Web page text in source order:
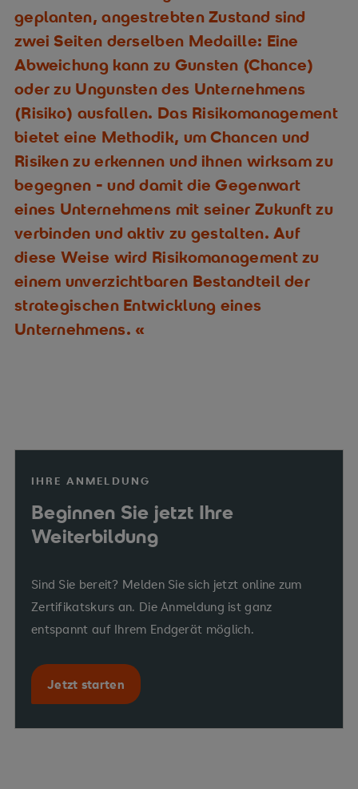
geplanten, angestrebten Zustand sind
zwei Seiten derselben Medaille: Eine
Abweichung kann zu Gunsten (Chance)
oder zu Ungunsten des Unternehmens
(Risiko) ausfallen. Das Risikomanagement
bietet eine Methodik, um Chancen und
Risiken zu erkennen und ihnen wirksam zu
begegnen - und damit die Gegenwart
eines Unternehmens mit seiner Zukunft zu
verbinden und aktiv zu gestalten. Auf
diese Weise wird Risikomanagement zu
einem unverzichtbaren Bestandteil der
strategischen Entwicklung eines
Unternehmens.
IHRE ANMELDUNG
Beginnen Sie jetzt Ihre
Weiterbildung
Sind Sie bereit? Melden Sie sich jetzt online zum
Zertifikatskurs an. Die Anmeldung ist ganz
entspannt auf Ihrem Endgerät möglich.
Jetzt starten